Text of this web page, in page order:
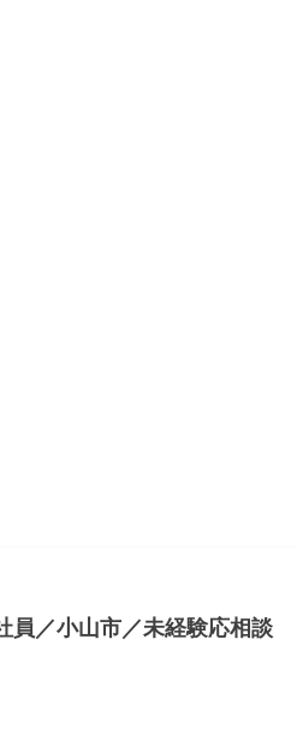
員／小山市／未経験応相談